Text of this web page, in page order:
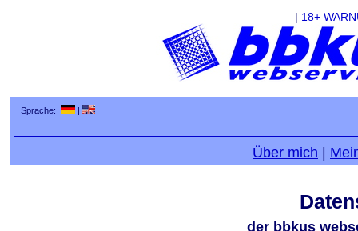
| 18+
Sprache: |
Über mich
der bbkus